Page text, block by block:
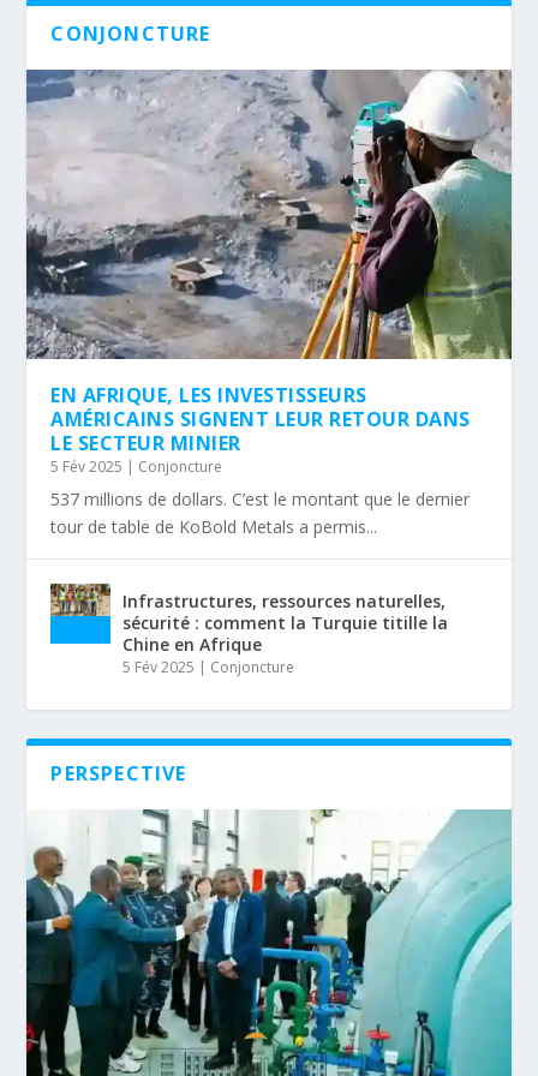
CONJONCTURE
EN AFRIQUE, LES INVESTISSEURS
AMÉRICAINS SIGNENT LEUR RETOUR DANS
LE SECTEUR MINIER
5 Fév 2025 Conjoncture
537 millions de dollars. C’est le montant que le dernier
tour de table de KoBold Metals a permis...
Infrastructures, ressources naturelles,
sécurité : comment la Turquie titille la
Chine en Afrique
5 Fév 2025 Conjoncture
PERSPECTIVE